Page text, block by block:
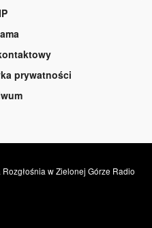
prywatności
w Zielonej Górze Radio